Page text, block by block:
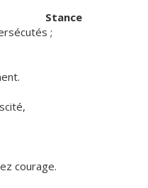
Stance
;
courage.